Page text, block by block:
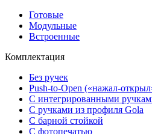
Готовые
Модульные
Встроенные
Комплектация
Без ручек
Push-to-Open («нажал-
С интегрированными
С ручками из профиля Gola
С барной стойкой
С фотопечатью